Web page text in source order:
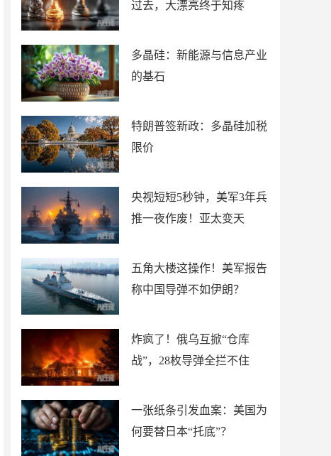
过去，大漂亮终于知疼
多晶硅：新能源与信息产业
的基石
特朗普签新政：多晶硅加税
限价
央视短短5秒钟，美军3年兵
推一夜作废！亚太变天
五角大楼这操作！美军报告
称中国导弹不如伊朗？
炸疯了！俄乌互掀“仓库
战”，28枚导弹全拦不住
一张纸条引发血案：美国为
何要替日本“托底”？